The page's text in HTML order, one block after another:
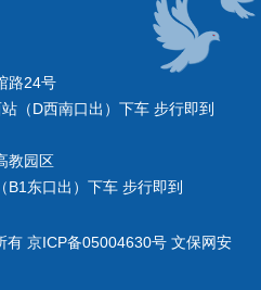
路24号
（D西南口出）下车 步行即到
教园区
B1东口出）下车 步行即到
京ICP备05004630号 文保网安